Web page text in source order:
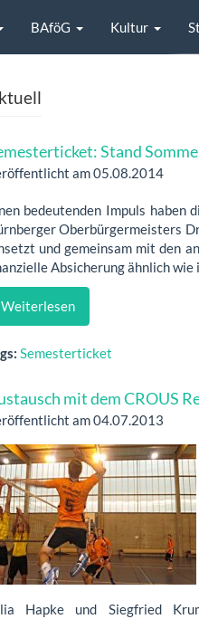
BAföG Kultur
Stand
am 05.08.2014
bedeutenden Impuls haben
Oberbürgermeisters
und gemeinsam mit den
Absicherung ähnlich
Weiterlesen
Semesterticket
mit dem CROUS
am 04.07.2013
Hapke und Siegfried